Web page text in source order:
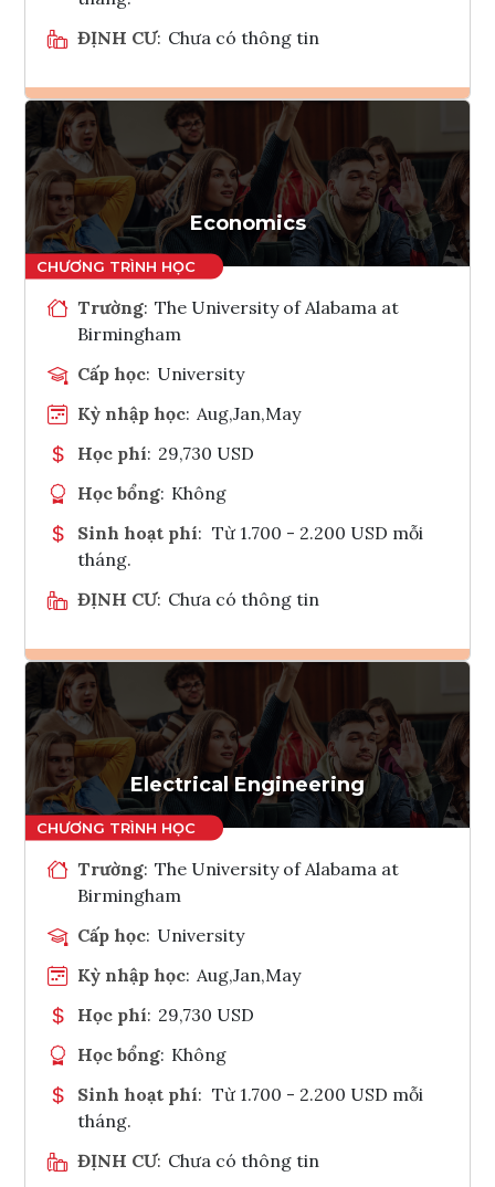
ĐỊNH CƯ: Chưa có thông tin
Ghi danh
Tham vấn Interlink
Economics
Trường: The University of Alabama at
Birmingham
Cấp học: University
Kỳ nhập học: Aug,Jan,May
Học phí: 29,730 USD
Học bổng: Không
Sinh hoạt phí: Từ 1.700 - 2.200 USD mỗi
tháng.
ĐỊNH CƯ: Chưa có thông tin
Ghi danh
Tham vấn Interlink
Electrical Engineering
Trường: The University of Alabama at
Birmingham
Cấp học: University
Kỳ nhập học: Aug,Jan,May
Học phí: 29,730 USD
Học bổng: Không
Sinh hoạt phí: Từ 1.700 - 2.200 USD mỗi
tháng.
ĐỊNH CƯ: Chưa có thông tin